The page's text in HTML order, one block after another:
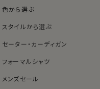
色から選ぶ
スタイルから選ぶ
セーター・カーディガン
フォーマルシャツ
メンズセール